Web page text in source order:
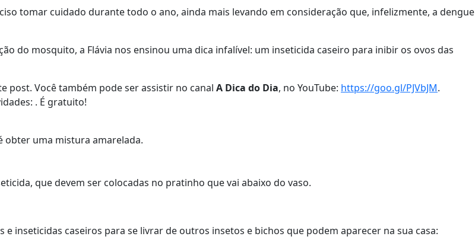
tomar cuidado durante todo o ano, ainda mais levando em consideração que, infelizmente, a dengue
do mosquito, a Flávia nos ensinou uma dica infalível: um inseticida caseiro para inibir os ovos das
post. Você também pode ser assistir no canal A Dica do Dia, no YouTube: https://goo.gl/PJVbJM.
. É gratuito!
obter uma mistura amarelada.
que devem ser colocadas no pratinho que vai abaixo do vaso.
inseticidas caseiros para se livrar de outros insetos e bichos que podem aparecer na sua casa: